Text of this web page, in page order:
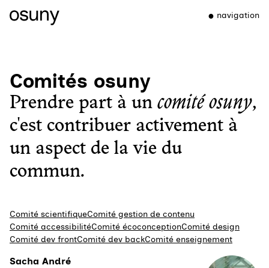
navigation
Comités osuny
Prendre part à un comité osuny,
c'est contribuer activement à
un aspect de la vie du
commun.
Comité scientifiqueComité gestion de contenu
Comité accessibilitéComité écoconceptionComité design
Comité dev frontComité dev backComité enseignement
Sacha André